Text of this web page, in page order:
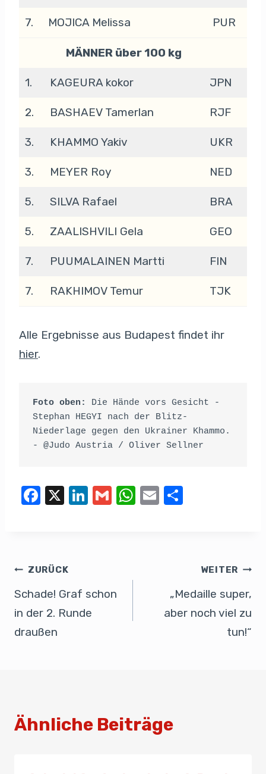
7. MOJICA Melissa PUR
MÄNNER über 100 kg
1. KAGEURA kokor JPN
2. BASHAEV Tamerlan RJF
3. KHAMMO Yakiv UKR
3. MEYER Roy NED
5. SILVA Rafael BRA
5. ZAALISHVILI Gela GEO
7. PUUMALAINEN Martti FIN
7. RAKHIMOV Temur TJK
Alle Ergebnisse aus Budapest findet ihr
hier.
Foto oben: Die Hände vors Gesicht -
Stephan HEGYI nach der Blitz-
Niederlage gegen den Ukrainer Khammo.
- @Judo Austria / Oliver Sellner
F
b
o
o
k
X
Li
n
G
W E
ZURÜCK
Schade! Graf schon
in der 2. Runde
draußen
WEITER
„Medaille super,
aber noch viel zu
tun!“
Ähnliche Beiträge